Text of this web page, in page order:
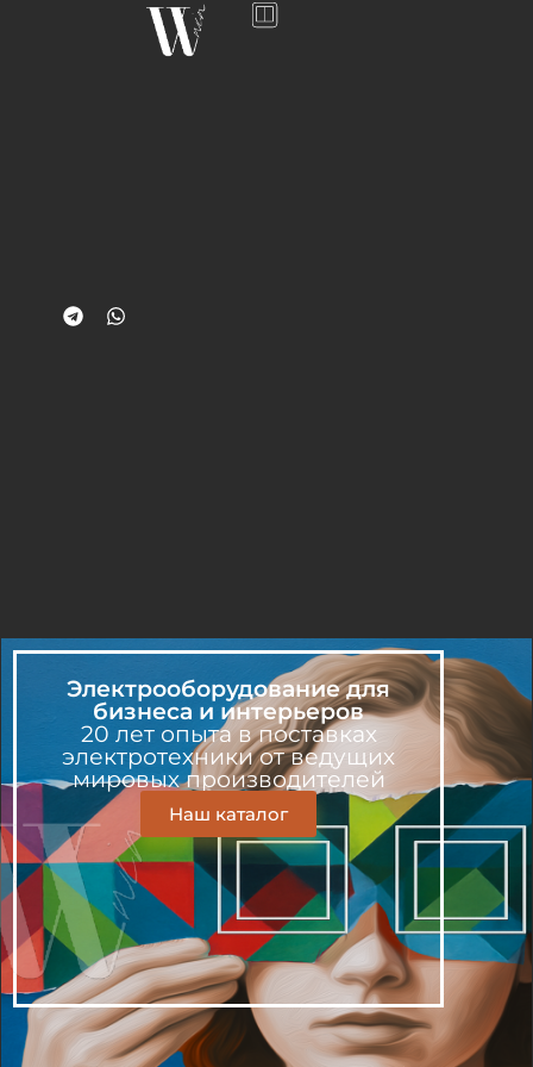
Электрооборудование для
бизнеса и интерьеров
20 лет опыта в поставках
электротехники от ведущих
мировых производителей
Наш каталог